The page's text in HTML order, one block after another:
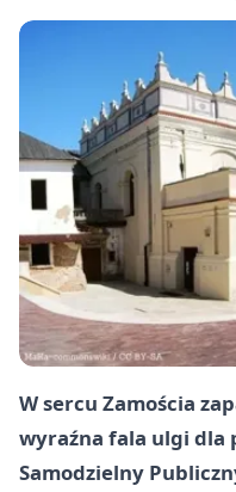
W sercu Zamościa
wyraźna fala ulgi dla
Samodzielny